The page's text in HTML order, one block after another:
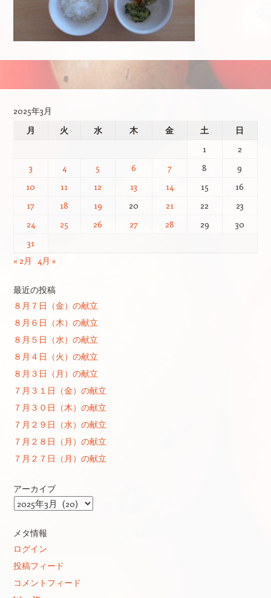
投稿ナビゲーション
2025年3月
月
火 水 木 金 土
日
1
2
3
4 5 6 7 8
9
10
11 12 13 14 15
16
17
18 19 20 21 22
23
24
25 26 27 28 29
30
31
« 2月
4月 »
最近の投稿
８月７日（金）の献立
８月６日（木）の献立
８月５日（水）の献立
８月４日（火）の献立
８月３日（月）の献立
７月３１日（金）の献立
７月３０日（木）の献立
７月２９日（水）の献立
７月２８日（月）の献立
７月２７日（月）の献立
アーカイブ
ア
カ
イ
ブ
メタ情報
ログイン
投稿フィード
コメントフィード